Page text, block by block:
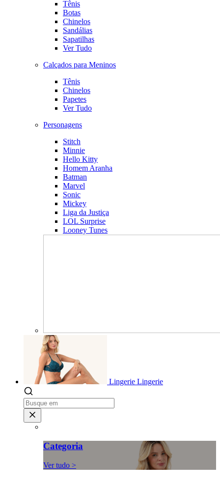
Tênis
Botas
Chinelos
Sandálias
Sapatilhas
Ver Tudo
Calçados para Meninos
Tênis
Chinelos
Papetes
Ver Tudo
Personagens
Stitch
Minnie
Hello Kitty
Homem Aranha
Batman
Marvel
Sonic
Mickey
Liga da Justiça
LOL Surprise
Looney Tunes
Lingerie Lingerie
Categoria
Ver tudo >